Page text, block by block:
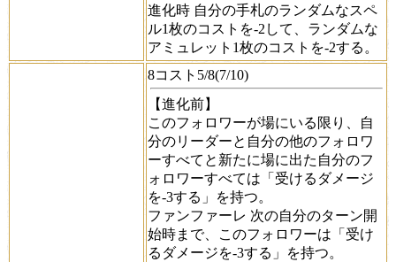
進化時 自分の手札のランダムなスペ
ル1枚のコストを-2して、ランダムな
アミュレット1枚のコストを-2する。
8コスト5/8(7/10)
【進化前】
このフォロワーが場にいる限り、自
分のリーダーと自分の他のフォロワ
ーすべてと新たに場に出た自分のフ
ォロワーすべては「受けるダメージ
を-3する」を持つ。
ファンファーレ 次の自分のターン開
始時まで、このフォロワーは「受け
るダメージを-3する」を持つ。